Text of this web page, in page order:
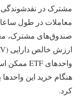
معاملات در طول
صندوق‌های مشترک،
کرد.